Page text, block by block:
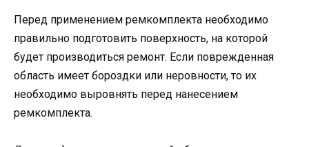
Перед применением ремкомплекта необходимо
правильно подготовить поверхность, на которой
будет производиться ремонт. Если поврежденная
область имеет бороздки или неровности, то их
необходимо выровнять перед нанесением
ремкомплекта.